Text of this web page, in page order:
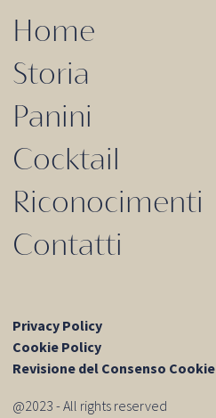
Home
Storia
Panini
Cocktail
Riconocimenti
Contatti
Privacy Policy
Cookie Policy
Revisione del Consenso Cookie
@2023 - All rights reserved